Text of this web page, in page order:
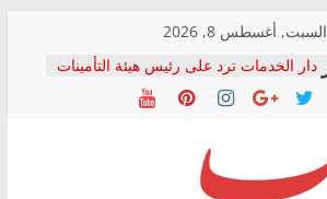
السبت, أغسطس 8, 2026
دار الخدمات ترد على رئيس هيئة التأمينات
بعد مؤتمره الصحفي: إنكار الأزمة لا ينهي
معاناة أصحاب المعاشات.. ونطالب بكشف
فرحات سليمان يكتب: القطاع الصحي إلى
أين؟